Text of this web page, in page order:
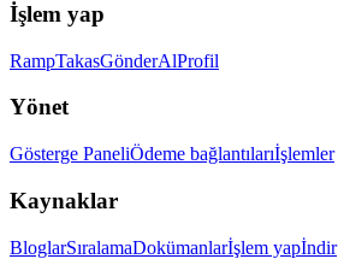
İşlem yap
RampTakasGönderAlProfil
Yönet
Gösterge PaneliÖdeme bağlantılarıİşlemler
Kaynaklar
BloglarSıralamaDokümanlarİşlem yapİndir